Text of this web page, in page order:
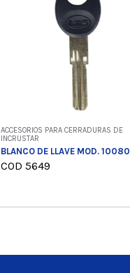
ACCESORIOS PARA CERRADURAS DE
INCRUSTAR
BLANCO DE LLAVE MOD. 10080
COD 5649